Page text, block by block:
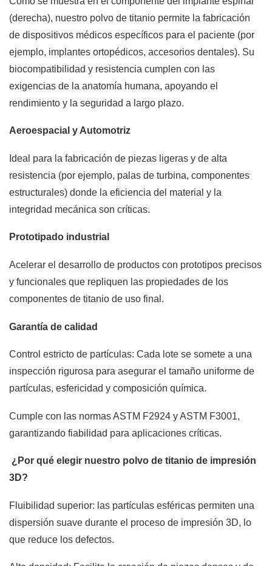
(derecha), nuestro polvo de titanio permite la fabricación
de dispositivos médicos específicos para el paciente (por
ejemplo, implantes ortopédicos, accesorios dentales). Su
biocompatibilidad y resistencia cumplen con las
exigencias de la anatomía humana, apoyando el
rendimiento y la seguridad a largo plazo.
Aeroespacial y Automotriz
Ideal para la fabricación de piezas ligeras y de alta
resistencia (por ejemplo, palas de turbina, componentes
estructurales) donde la eficiencia del material y la
integridad mecánica son críticas.
Prototipado industrial
Acelerar el desarrollo de productos con prototipos precisos
y funcionales que repliquen las propiedades de los
componentes de titanio de uso final.
Garantía de calidad
Control estricto de partículas: Cada lote se somete a una
inspección rigurosa para asegurar el tamaño uniforme de
partículas, esfericidad y composición química.
Cumple con las normas ASTM F2924 y ASTM F3001,
garantizando fiabilidad para aplicaciones críticas.
¿Por qué elegir nuestro polvo de titanio de impresión
3D?
Fluibilidad superior: las partículas esféricas permiten una
dispersión suave durante el proceso de impresión 3D, lo
que reduce los defectos.